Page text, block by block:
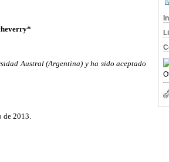
Austral (Argentina) y ha sido aceptado
2013.